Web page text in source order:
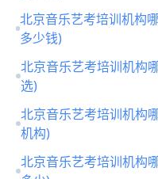
北京音乐艺考培训机构
多少钱)
北京音乐艺考培训机构
选)
北京音乐艺考培训机构
机构)
北京音乐艺考培训机构